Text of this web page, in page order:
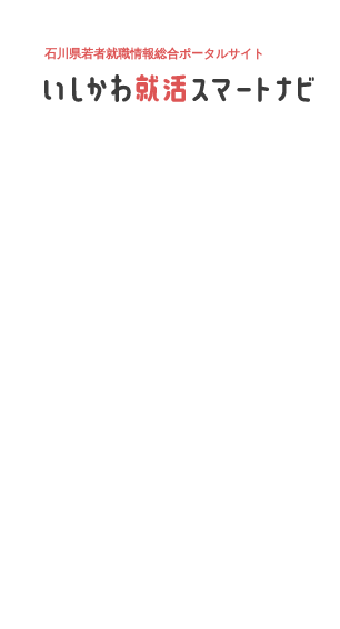
石川県若者就職情報総合ポータルサイト